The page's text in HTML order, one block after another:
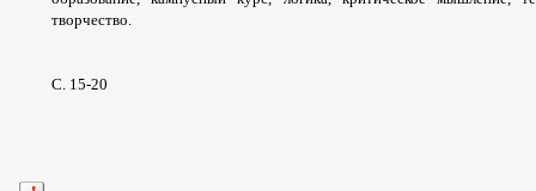
творчество.
С. 15-20